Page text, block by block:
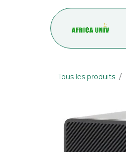
Tous les produits